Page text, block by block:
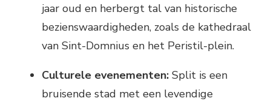
jaar oud en herbergt tal van historische
bezienswaardigheden, zoals de kathedraal
van Sint-Domnius en het Peristil-plein.
Culturele evenementen: Split is een
bruisende stad met een levendige